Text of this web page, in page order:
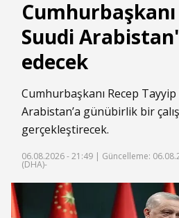
Suudi
edecek
Cumhurbaşkanı Recep
Arabistan’a günübirlik bir
gerçekleştirecek.
06.08.2026 - 21:49 | Güncelleme:
(DHA)-